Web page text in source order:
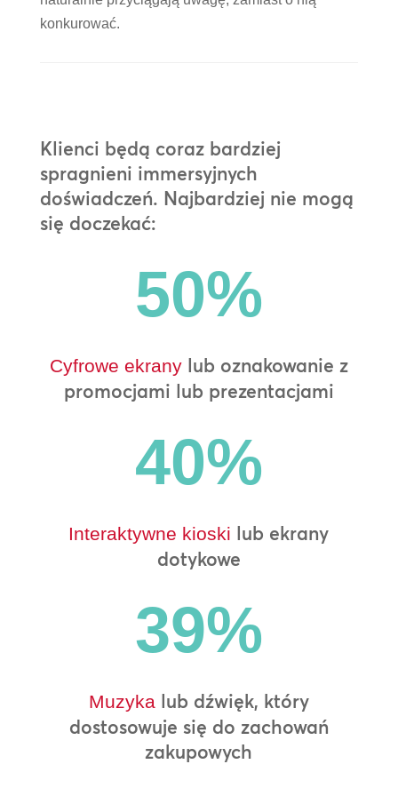
konkurować.
Klienci będą coraz bardziej
spragnieni immersyjnych
doświadczeń. Najbardziej nie mogą
się doczekać:
50%
Cyfrowe ekranylub oznakowanie z
promocjami lub prezentacjami
40%
Interaktywne kioski lub ekrany
dotykowe
39%
Muzykalub dźwięk, który
dostosowuje się do zachowań
zakupowych